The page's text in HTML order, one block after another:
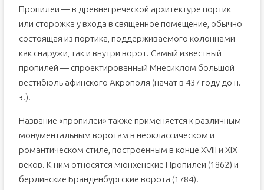
Пропилеи — в древнегреческой архитектуре портик
или сторожка у входа в священное помещение, обычно
состоящая из портика, поддерживаемого колоннами
как снаружи, так и внутри ворот. Самый известный
пропилей — спроектированный Мнесиклом большой
вестибюль афинского Акрополя (начат в 437 году до н.
э.).
Название «пропилеи» также применяется к различным
монументальным воротам в неоклассическом и
романтическом стиле, построенным в конце XVIII и XIX
веков. К ним относятся мюнхенские Пропилеи (1862) и
берлинские Бранденбургские ворота (1784).